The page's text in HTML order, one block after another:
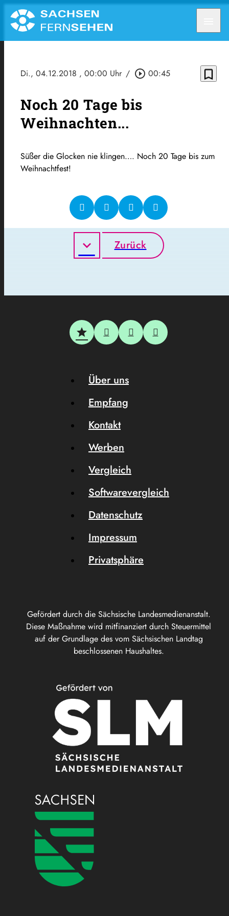
Di., 04.12.2018 , 00:00 Uhr / play_circle_outline 00:45 bookmark_border
Noch 20 Tage bis
Weihnachten...
Süßer die Glocken nie klingen…. Noch 20 Tage bis zum
Weihnachtfest!
Zurück
Gefördert durch die Sächsische Landesmedienanstalt.
Diese Maßnahme wird mitfinanziert durch Steuermittel
auf der Grundlage des vom Sächsischen Landtag
beschlossenen Haushaltes.
Über uns
Empfang
Kontakt
Werben
Vergleich
Softwarevergleich
Datenschutz
Impressum
Privatsphäre